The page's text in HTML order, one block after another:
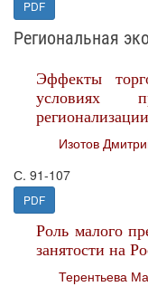
PDF
Региональная
Эффекты
условиях
регионализации
Изотов
С. 91-107
PDF
Роль малого
занятости на
Терентьева